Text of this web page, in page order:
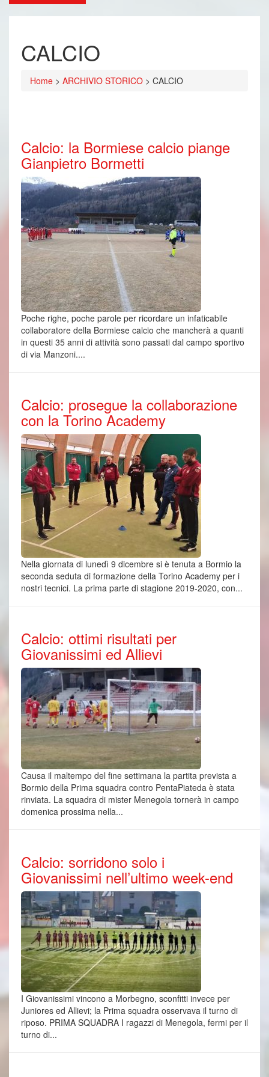
CALCIO
Home > ARCHIVIO STORICO > CALCIO
Calcio: la Bormiese calcio piange
Gianpietro Bormetti
Poche righe, poche parole per ricordare un infaticabile
collaboratore della Bormiese calcio che mancherà a quanti
in questi 35 anni di attività sono passati dal campo sportivo
di via Manzoni....
Calcio: prosegue la collaborazione
con la Torino Academy
Nella giornata di lunedì 9 dicembre si è tenuta a Bormio la
seconda seduta di formazione della Torino Academy per i
nostri tecnici. La prima parte di stagione 2019-2020, con...
Calcio: ottimi risultati per
Giovanissimi ed Allievi
Causa il maltempo del fine settimana la partita prevista a
Bormio della Prima squadra contro PentaPiateda è stata
rinviata. La squadra di mister Menegola tornerà in campo
domenica prossima nella...
Calcio: sorridono solo i
Giovanissimi nell’ultimo week-end
I Giovanissimi vincono a Morbegno, sconfitti invece per
Juniores ed Allievi; la Prima squadra osservava il turno di
riposo. PRIMA SQUADRA I ragazzi di Menegola, fermi per il
turno di...